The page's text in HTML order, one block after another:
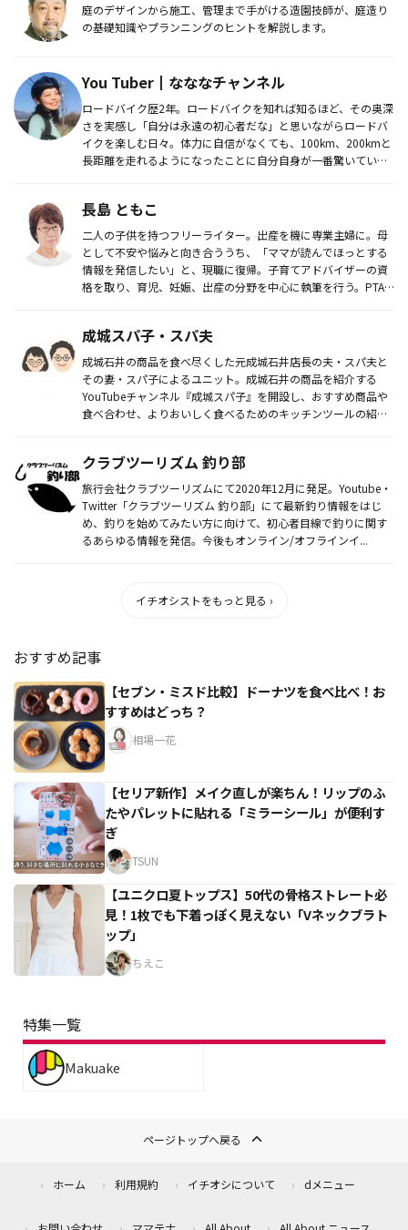
庭のデザインから施工、管理まで手がける造園技師が、庭造り
の基礎知識やプランニングのヒントを解説します。
You Tuber┃なななチャンネル
ロードバイク歴2年。ロードバイクを知れば知るほど、その奥深
さを実感し「自分は永遠の初心者だな」と思いながらロードバ
イクを楽しむ日々。体力に自信がなくても、100km、200kmと
長距離を走れるようになったことに自分自身が一番驚いてい
長島 ともこ
二人の子供を持つフリーライター。出産を機に専業主婦に。母
として不安や悩みと向き合ううち、「ママが読んでほっとする
情報を発信したい」と、現職に復帰。子育てアドバイザーの資
格を取り、育児、妊娠、出産の分野を中心に執筆を行う。PTA
成城スパ子・スパ夫
成城石井の商品を食べ尽くした元成城石井店長の夫・スパ夫と
その妻・スパ子によるユニット。成城石井の商品を紹介する
YouTubeチャンネル『成城スパ子』を開設し、おすすめ商品や
食べ合わせ、よりおいしく食べるためのキッチンツールの紹介
クラブツーリズム 釣り部
旅行会社クラブツーリズムにて2020年12月に発足。Youtube・
Twitter「クラブツーリズム 釣り部」にて最新釣り情報をはじ
め、釣りを始めてみたい方に向けて、初心者目線で釣りに関す
るあらゆる情報を発信。今後もオンライン/オフラインイ...
イチオシストをもっと見る ›
おすすめ記事
【セブン・ミスド比較】ドーナツを食べ比べ！お
すすめはどっち？
相場一花
【セリア新作】メイク直しが楽ちん！リップのふ
たやパレットに貼れる「ミラーシール」が便利す
ぎ
TSUN
【ユニクロ夏トップス】50代の骨格ストレート必
見！1枚でも下着っぽく見えない「Vネックブラト
ップ」
ちえこ
特集一覧
Makuake
ページトップへ戻る
ホーム 利用規約 イチオシについて dメニュー